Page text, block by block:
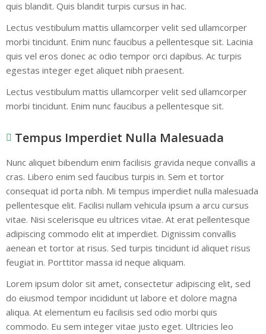
quis blandit. Quis blandit turpis cursus in hac.
Lectus vestibulum mattis ullamcorper velit sed ullamcorper
morbi tincidunt. Enim nunc faucibus a pellentesque sit. Lacinia
quis vel eros donec ac odio tempor orci dapibus. Ac turpis
egestas integer eget aliquet nibh praesent.
Lectus vestibulum mattis ullamcorper velit sed ullamcorper
morbi tincidunt. Enim nunc faucibus a pellentesque sit.
Tempus Imperdiet Nulla Malesuada
Nunc aliquet bibendum enim facilisis gravida neque convallis a
cras. Libero enim sed faucibus turpis in. Sem et tortor
consequat id porta nibh. Mi tempus imperdiet nulla malesuada
pellentesque elit. Facilisi nullam vehicula ipsum a arcu cursus
vitae. Nisi scelerisque eu ultrices vitae. At erat pellentesque
adipiscing commodo elit at imperdiet. Dignissim convallis
aenean et tortor at risus. Sed turpis tincidunt id aliquet risus
feugiat in. Porttitor massa id neque aliquam.
Lorem ipsum dolor sit amet, consectetur adipiscing elit, sed
do eiusmod tempor incididunt ut labore et dolore magna
aliqua. At elementum eu facilisis sed odio morbi quis
commodo. Eu sem integer vitae justo eget. Ultricies leo